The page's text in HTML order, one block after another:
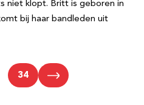
niet klopt. Britt is geboren in
bij haar bandleden uit
34